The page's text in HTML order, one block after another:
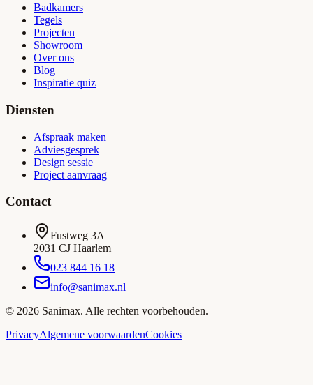
Badkamers
Tegels
Projecten
Showroom
Over ons
Blog
Inspiratie quiz
Diensten
Afspraak maken
Adviesgesprek
Design sessie
Project aanvraag
Contact
Fustweg 3A
2031 CJ Haarlem
023 844 16 18
info@sanimax.nl
© 2026 Sanimax. Alle rechten voorbehouden.
PrivacyAlgemene voorwaardenCookies